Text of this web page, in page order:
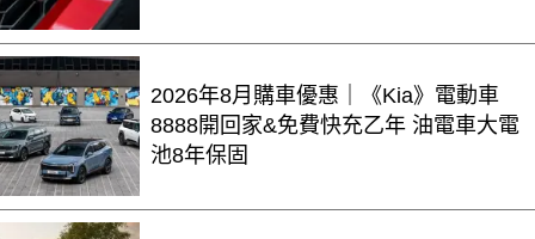
2026年8月購車優惠｜《Kia》電動車
8888開回家&免費快充乙年 油電車大電
池8年保固